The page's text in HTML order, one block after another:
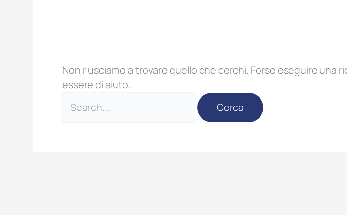
Non riusciamo a trovare quello che cerchi. Forse eseguire una
essere di aiuto.